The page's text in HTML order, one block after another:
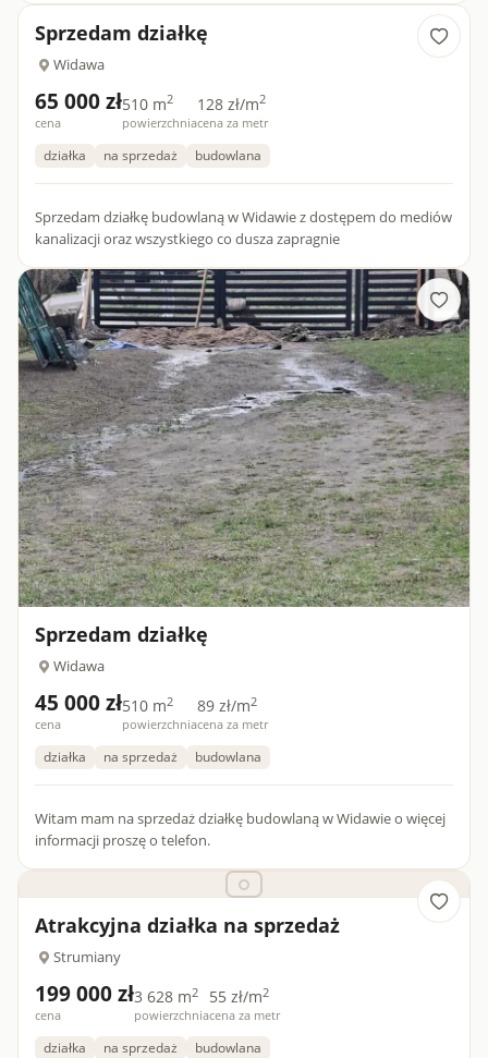
Sprzedam działkę
Widawa
65 000 zł
cena
510 m2
powierzchnia
128 zł/m2
cena za metr
działka na sprzedaż budowlana
Sprzedam działkę budowlaną w Widawie z dostępem do mediów
kanalizacji oraz wszystkiego co dusza zapragnie
Sprzedam działkę
Widawa
45 000 zł
cena
510 m2
powierzchnia
89 zł/m2
cena za metr
działka na sprzedaż budowlana
Witam mam na sprzedaż działkę budowlaną w Widawie o więcej
informacji proszę o telefon.
Atrakcyjna działka na sprzedaż
Strumiany
199 000 zł
cena
3 628 m2
powierzchnia
55 zł/m2
cena za metr
działka na sprzedaż budowlana